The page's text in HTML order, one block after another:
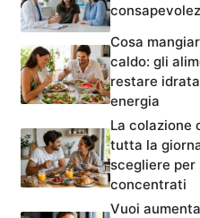
Cosa
caldo: gli
restare
energia
La colazione
tutta la
scegliere per
concentrati
Vuoi